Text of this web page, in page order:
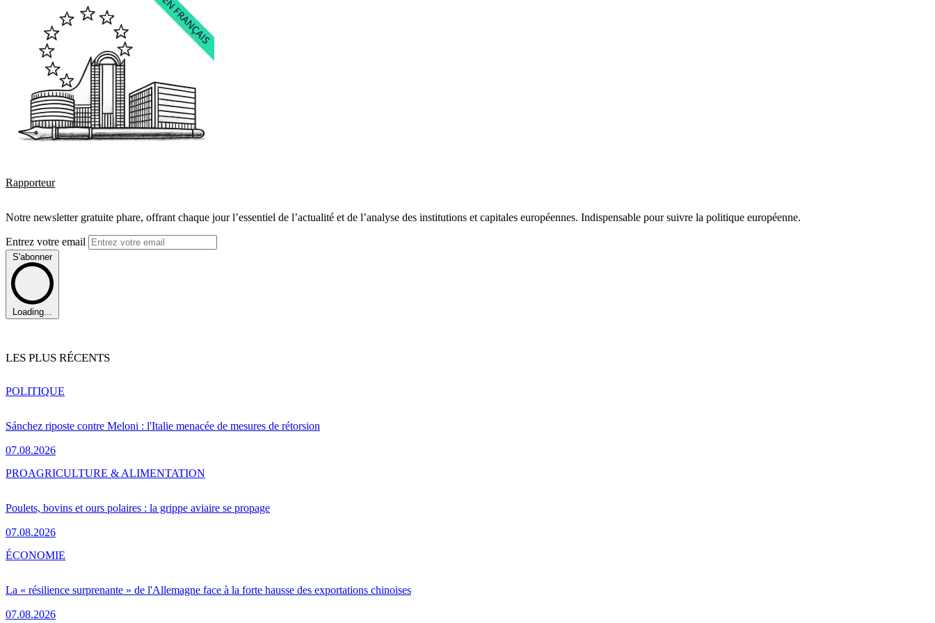
Rapporteur
Notre newsletter gratuite phare, offrant chaque jour l’essentiel de l’actualité et de l’analyse des institutions et capitales européennes. Indispensable pour suivre la politique européenne.
Entrez votre email
S'abonner
Loading...
LES PLUS RÉCENTS
Sánchez riposte contre Meloni : l'Italie menacée de mesures de rétorsion
07.08.2026
POLITIQUE
Poulets, bovins et ours polaires : la grippe aviaire se propage
07.08.2026
PROAGRICULTURE & ALIMENTATION
La « résilience surprenante » de l'Allemagne face à la forte hausse des exportations chinoises
07.08.2026
ÉCONOMIE